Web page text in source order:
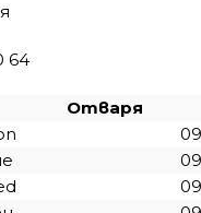
64
Отваря